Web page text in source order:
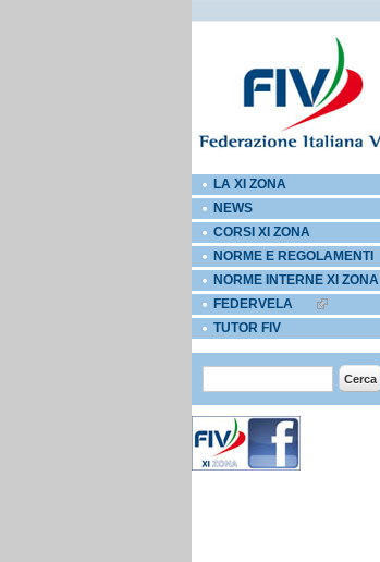
LA XI ZONA
NEWS
CORSI XI ZONA
NORME E REGOLAMENTI
NORME INTERNE XI ZONA
FEDERVELA
EXTERNAL LINKS ICON
TUTOR FIV
Form di ricerca